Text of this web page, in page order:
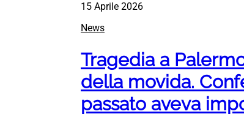
15 Aprile 2026
News
Tragedia a
della movida.
passato aveva